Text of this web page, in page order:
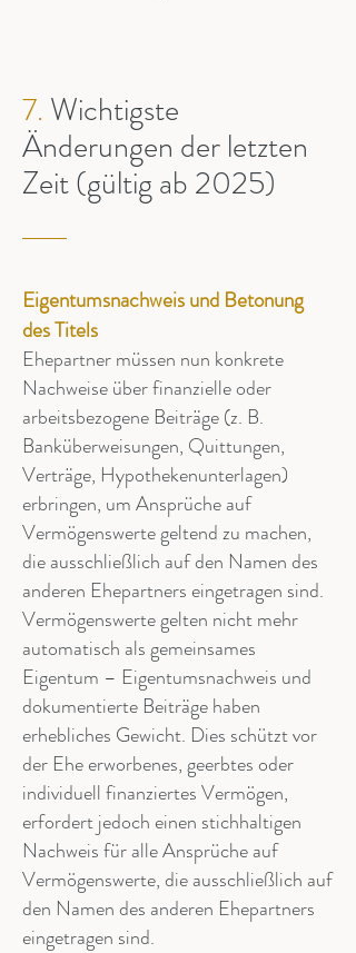
7. Wichtigste
Änderungen der letzten
Zeit (gültig ab 2025)
Eigentumsnachweis und Betonung
des Titels
Ehepartner müssen nun konkrete
Nachweise über finanzielle oder
arbeitsbezogene Beiträge (z. B.
Banküberweisungen, Quittungen,
Verträge, Hypothekenunterlagen)
erbringen, um Ansprüche auf
Vermögenswerte geltend zu machen,
die ausschließlich auf den Namen des
anderen Ehepartners eingetragen sind.
Vermögenswerte gelten nicht mehr
automatisch als gemeinsames
Eigentum – Eigentumsnachweis und
dokumentierte Beiträge haben
erhebliches Gewicht. Dies schützt vor
der Ehe erworbenes, geerbtes oder
individuell finanziertes Vermögen,
erfordert jedoch einen stichhaltigen
Nachweis für alle Ansprüche auf
Vermögenswerte, die ausschließlich auf
den Namen des anderen Ehepartners
eingetragen sind.